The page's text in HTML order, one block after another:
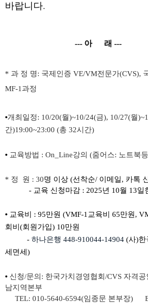
바랍니다.
--- 아 래 ---
* 과 정 명: 국제인증 VE/VM전문가(CVS),
MF-1과정
•개최일정: 10/20(월)~10/24(금), 10/27(월
간)19:00~23:00 (총 32시간)
• 교육방법 : On_Line강의 (줌어스: 노트북등
* 정 원 : 30명 이상 (선착순/ 이메일, 카톡
- 교육 신청마감 : 2025년 10월 13일
• 교육비 : 95만원 (VMF-1 교육비 65만원 ,
회비 (회원가입) 10만원
- 하나은행 448-910044-14904 (사)한
세면세 )
• 신청/문의 : 한국가치경영협회 /CVS 자격공
남지역본부
TEL: 010-5640-6594(임종문 본부장) E-